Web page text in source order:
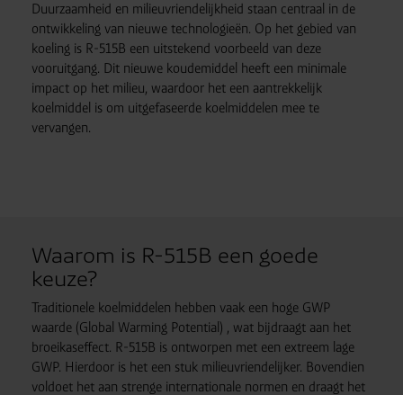
Duurzaamheid en milieuvriendelijkheid staan centraal in de
ontwikkeling van nieuwe technologieën. Op het gebied van
koeling is R-515B een uitstekend voorbeeld van deze
vooruitgang. Dit nieuwe koudemiddel heeft een minimale
impact op het milieu, waardoor het een aantrekkelijk
koelmiddel is om uitgefaseerde koelmiddelen mee te
vervangen.
Waarom is R-515B een goede
keuze?
Traditionele koelmiddelen hebben vaak een hoge GWP
waarde (Global Warming Potential) , wat bijdraagt aan het
broeikaseffect. R-515B is ontworpen met een extreem lage
GWP. Hierdoor is het een stuk milieuvriendelijker. Bovendien
voldoet het aan strenge internationale normen en draagt het